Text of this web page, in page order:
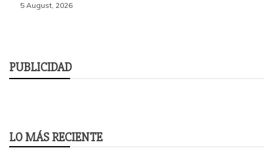
5 August, 2026
PUBLICIDAD
LO MÁS RECIENTE